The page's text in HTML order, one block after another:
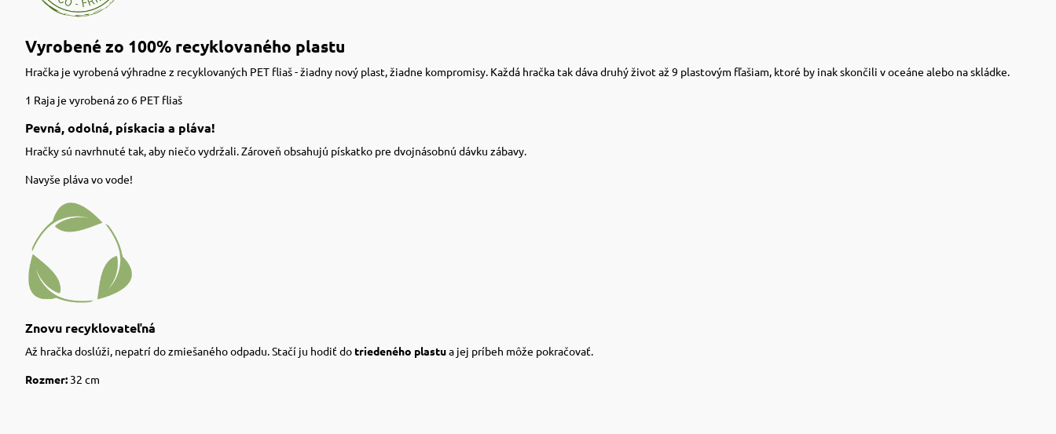
Vyrobené zo 100% recyklovaného plastu
Hračka je vyrobená výhradne z recyklovaných PET fliaš - žiadny nový plast, žiadne kompromisy. Každá hračka tak dáva druhý život až 9 plastovým fľašiam, ktoré by inak skončili v oceáne alebo na skládke.
1 Raja je vyrobená zo 6 PET fliaš
Pevná, odolná, pískacia a pláva!
Hračky sú navrhnuté tak, aby niečo vydržali. Zároveň obsahujú pískatko pre dvojnásobnú dávku zábavy.
Navyše pláva vo vode!
Znovu recyklovateľná
Až hračka doslúži, nepatrí do zmiešaného odpadu. Stačí ju hodiť dotriedeného plastua jej príbeh môže pokračovať.
Rozmer: 32 cm